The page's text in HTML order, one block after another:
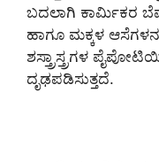
ಬದಲಾಗಿ ಕಾರ್ಮಿಕರ
ಹಾಗೂ ಮಕ್ಕಳ
ಶಸ್ತ್ರಾಸ್ತ್ರಗಳ
ದೃಢಪಡಿಸುತ್ತದೆ.